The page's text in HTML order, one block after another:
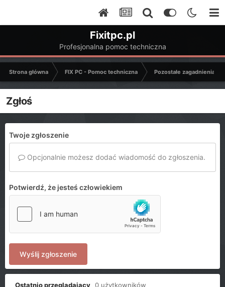
Fixitpc.pl
Profesjonalna pomoc techniczna
Strona główna FIX PC - Pomoc techniczna Pozostałe zagadnienia
Zgłoś
Twoje zgłoszenie
Opcjonalnie możesz dodać wiadomość do zgłoszenia.
Potwierdź, że jesteś człowiekiem
Wyślij zgłoszenie
Ostatnio przeglądający 0 użytkowników